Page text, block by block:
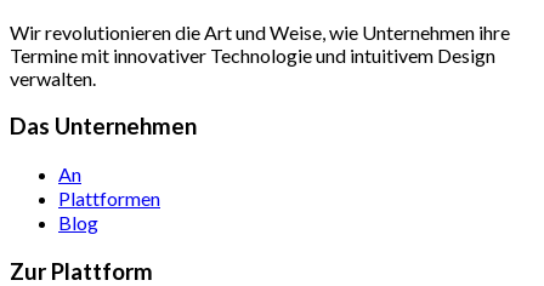
Wir revolutionieren die Art und Weise, wie Unternehmen ihre
Termine mit innovativer Technologie und intuitivem Design
verwalten.
Das Unternehmen
An
Plattformen
Blog
Zur Plattform